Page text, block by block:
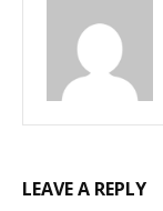
LEAVE A REPLY